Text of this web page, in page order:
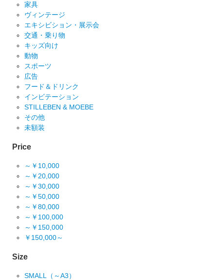
家具
ヴィンテージ
エキシビション・展示会
交通・乗り物
キッズ向け
動物
スポーツ
広告
フード＆ドリンク
インビテーション
STILLEBEN & MOEBE
その他
未額装
Price
～￥10,000
～￥20,000
～￥30,000
～￥50,000
～￥80,000
～￥100,000
～￥150,000
￥150,000～
Size
SMALL（～A3）